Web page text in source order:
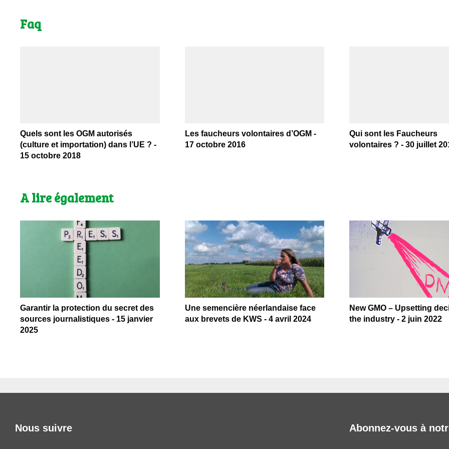
Faq
Quels sont les OGM autorisés
(culture et importation) dans l’UE ? -
15 octobre 2018
Les faucheurs volontaires d’OGM -
17 octobre 2016
Qui sont les Faucheurs
volontaires ? - 30 juillet
A lire également
Garantir la protection du secret des
sources journalistiques - 15 janvier
2025
Une semencière néerlandaise face
aux brevets de KWS - 4 avril 2024
New GMO – Upsetting
the industry - 2 juin 2022
Nous suivre Abonnez-vous à